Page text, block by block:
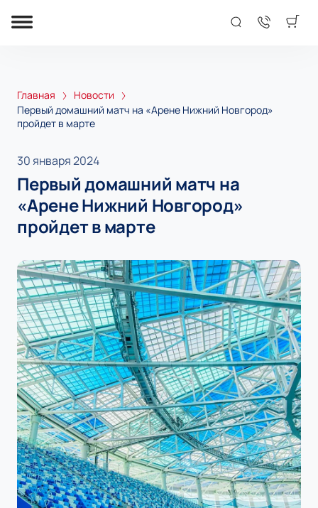
Главная
Новости
Первый домашний матч на «Арене Нижний Новгород»
пройдет в марте
30 января 2024
Первый домашний матч на
«Арене Нижний Новгород»
пройдет в марте